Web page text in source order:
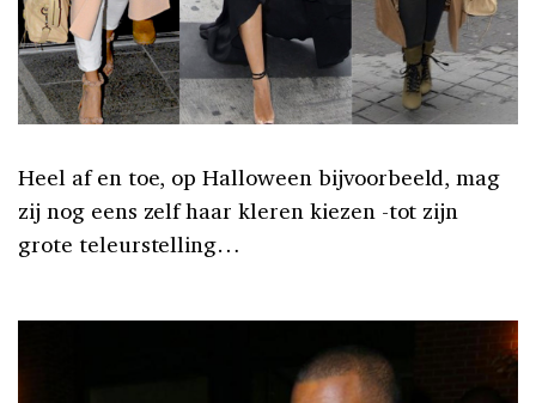
Heel af en toe, op Halloween bijvoorbeeld, mag
zij nog eens zelf haar kleren kiezen -tot zijn
grote teleurstelling…